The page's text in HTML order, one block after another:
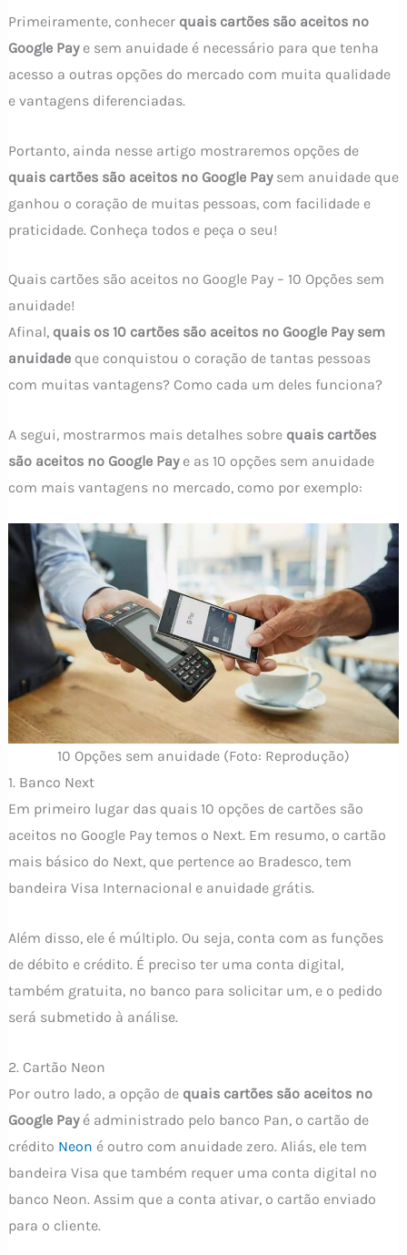
Primeiramente, conhecer quais cartões são aceitos no
Google Paye sem anuidade é necessário para que tenha
acesso a outras opções do mercado com muita qualidade
e vantagens diferenciadas.
Portanto, ainda nesse artigo mostraremos opções de
quais cartões são aceitos no Google Paysem anuidade que
ganhou o coração de muitas pessoas, com facilidade e
praticidade. Conheça todos e peça o seu!
Quais cartões são aceitos no Google Pay – 10 Opções sem
anuidade!
Afinal, quais os 10 cartões são aceitos no Google Pay sem
anuidadeque conquistou o coração de tantas pessoas
com muitas vantagens? Como cada um deles funciona?
A segui, mostrarmos mais detalhes sobre quais cartões
são aceitos no Google Paye as 10 opções sem anuidade
com mais vantagens no mercado, como por exemplo:
10 Opções sem anuidade (Foto: Reprodução)
1. Banco Next
Em primeiro lugar das quais 10 opções de cartões são
aceitos no Google Pay temos o Next. Em resumo, o cartão
mais básico do Next, que pertence ao Bradesco, tem
bandeira Visa Internacional e anuidade grátis.
Além disso, ele é múltiplo. Ou seja, conta com as funções
de débito e crédito. É preciso ter uma conta digital,
também gratuita, no banco para solicitar um, e o pedido
será submetido à análise.
2. Cartão Neon
Por outro lado, a opção de quais cartões são aceitos no
Google Pay é administrado pelo banco Pan, o cartão de
crédito Neon é outro com anuidade zero. Aliás, ele tem
bandeira Visa que também requer uma conta digital no
banco Neon. Assim que a conta ativar, o cartão enviado
para o cliente.